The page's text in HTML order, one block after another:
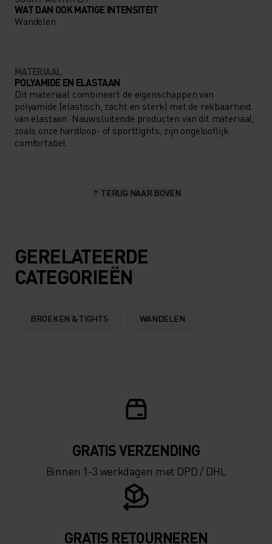
WAT DAN OOK MATIGE INTENSITEIT
Wandelen
MATERIAAL
POLYAMIDE EN ELASTAAN
Dit materiaal combineert de eigenschappen van
polyamide (elastisch, zacht en sterk) met de rekbaarheid
van elastaan. Nauwsluitende producten van dit materiaal,
zoals onze hardloop- of sporttights, zijn ongelooflijk
comfortabel.
TERUG NAAR BOVEN
GERELATEERDE
CATEGORIEËN
BROEKEN & TIGHTS WANDELEN
GRATIS VERZENDING​​​​​​​​​​​​​​
Binnen 1-3 werkdagen met DPD / DHL
GRATIS RETOURNEREN